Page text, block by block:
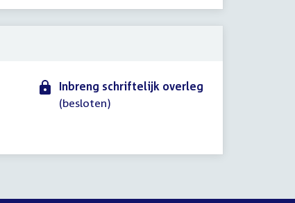
Inbreng schriftelijk overleg
(besloten)